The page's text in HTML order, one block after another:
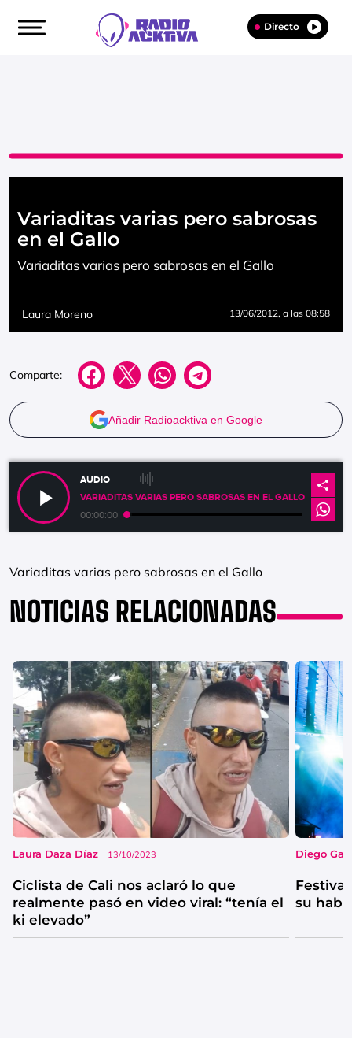
Directo
Variaditas varias pero sabrosas
en el Gallo
Variaditas varias pero sabrosas en el Gallo
Laura Moreno 13/06/2012, a las 08:58
Comparte:
Añadir Radioacktiva en Google
AUDIO
VARIADITAS VARIAS PERO SABROSAS EN EL GALLO
00:00:00
Variaditas varias pero sabrosas en el Gallo
NOTICIAS RELACIONADAS
Laura Daza Díaz 13/10/2023
Ciclista de Cali nos aclaró lo que
realmente pasó en video viral: “tenía el
ki elevado”
Diego
su